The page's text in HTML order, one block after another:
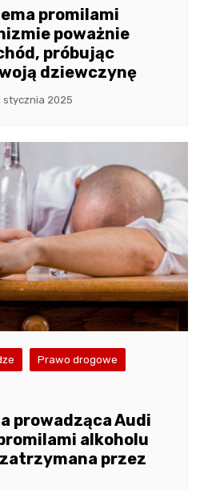
promilami
poważnie
próbując
dziewczynę
stycznia 2025
Prawo drogowe
prowadząca Audi
alkoholu
przez